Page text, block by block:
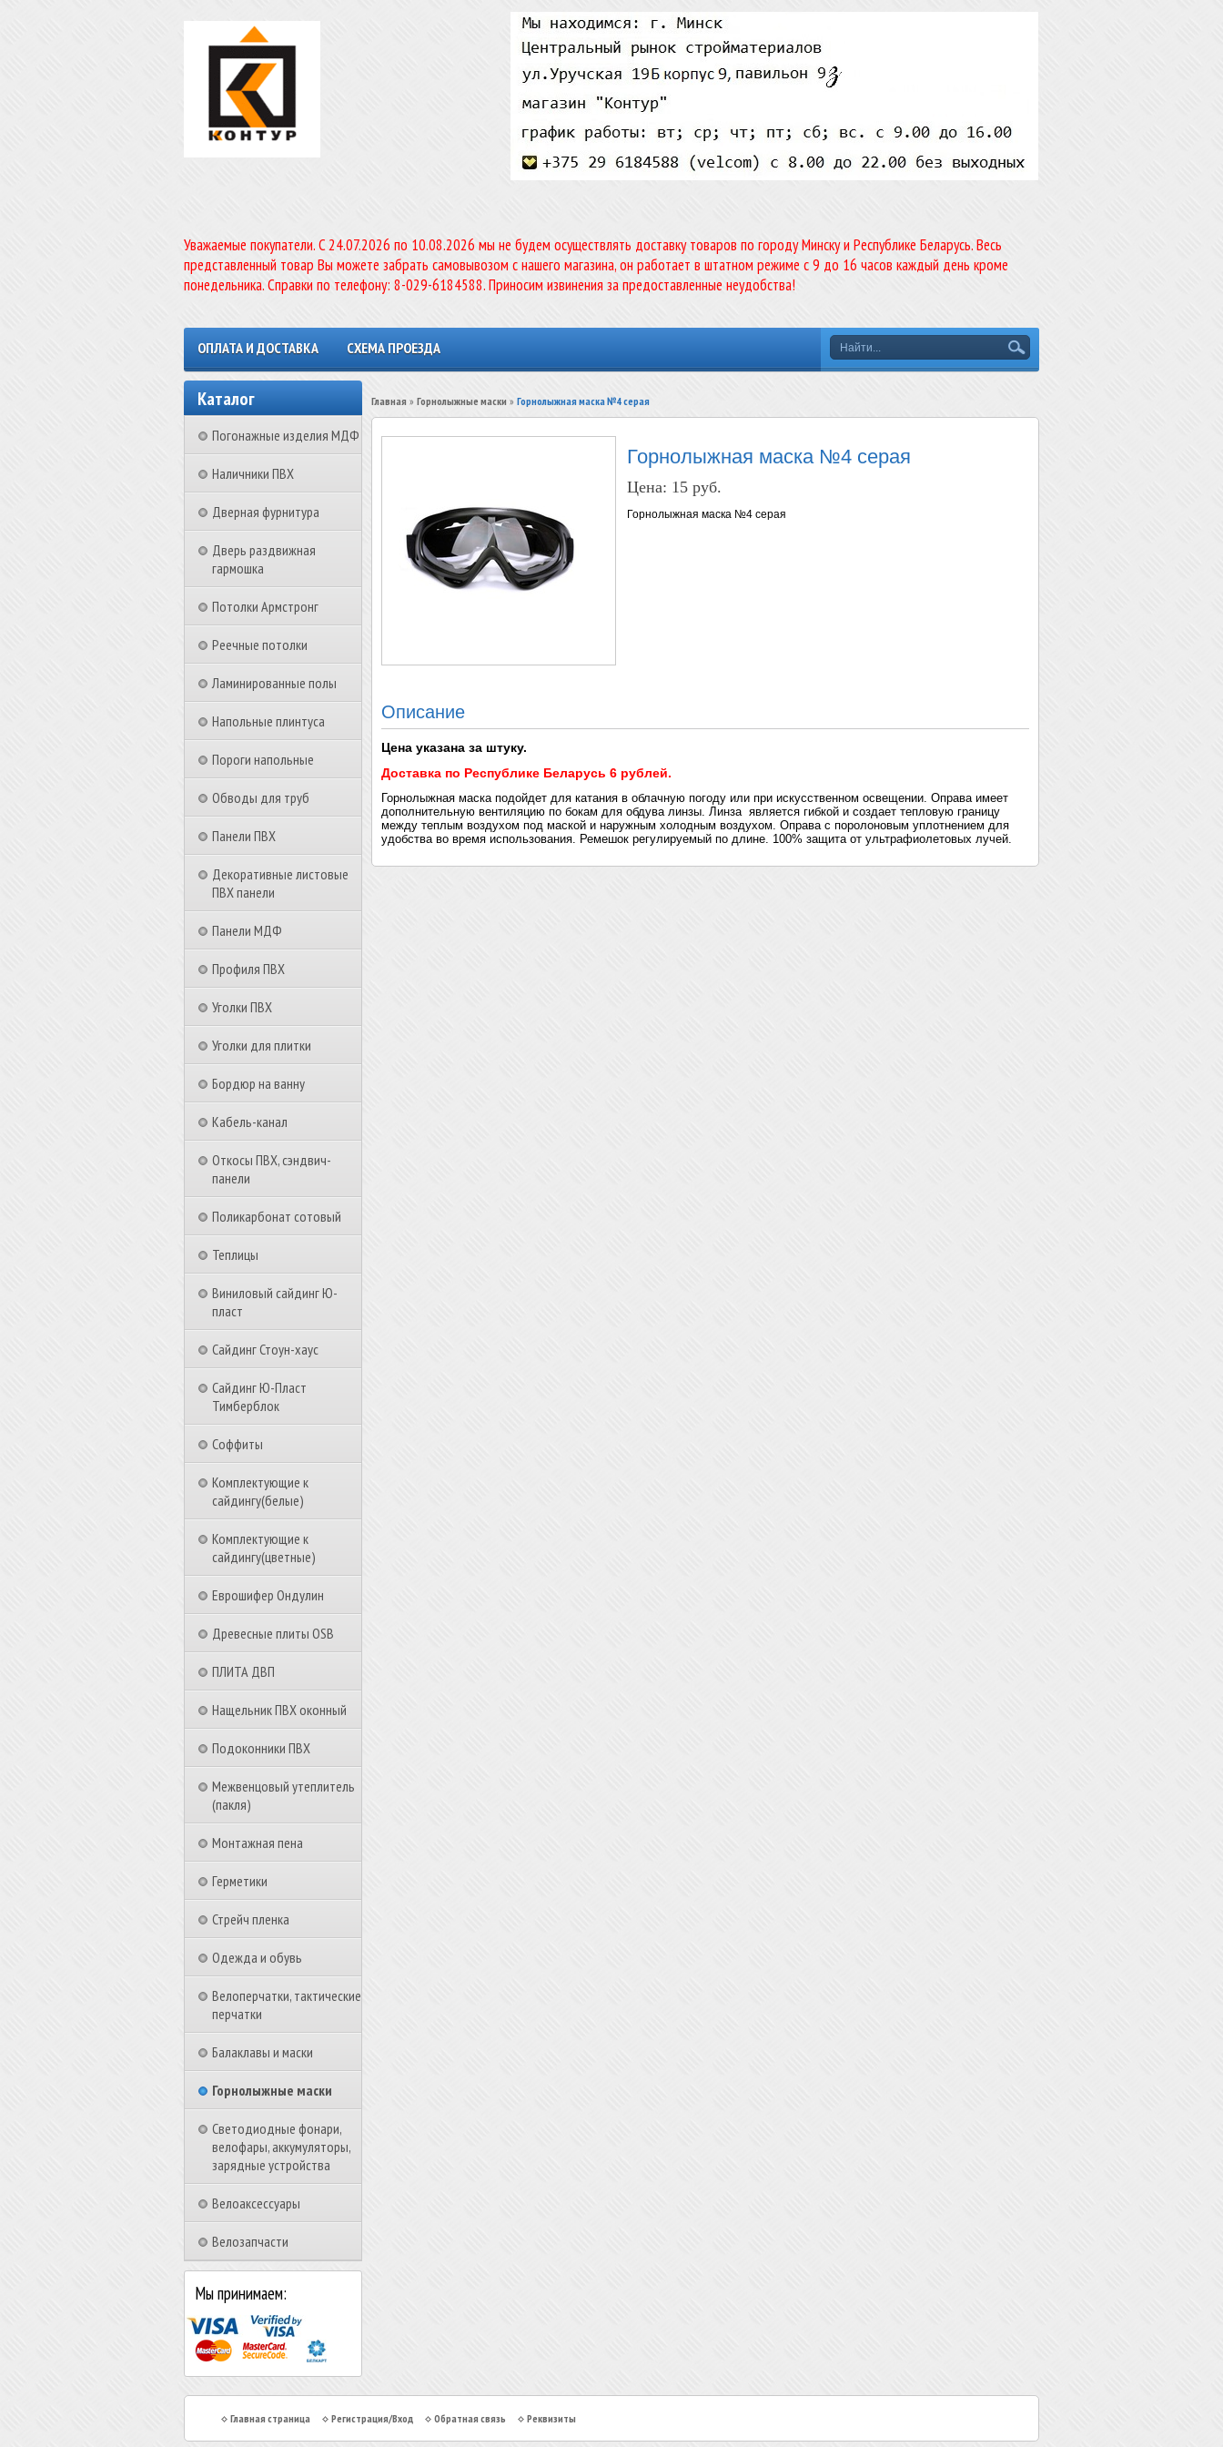
Уважаемые покупатели. C 24.07.2026 по 10.08.2026 мы не будем осуществлять доставку товаров по городу Минску и Республике Беларусь. Весь
представленный товар Вы можете забрать самовывозом с нашего магазина, он работает в штатном режиме с 9 до 16 часов каждый день кроме
понедельника. Справки по телефону: 8-029-6184588. Приносим извинения за предоставленные неудобства!
ОПЛАТА И ДОСТАВКА СХЕМА ПРОЕЗДА
Каталог
Погонажные изделия МДФ
Наличники ПВХ
Дверная фурнитура
Дверь раздвижная
гармошка
Потолки Армстронг
Реечные потолки
Ламинированные полы
Напольные плинтуса
Пороги напольные
Обводы для труб
Панели ПВХ
Декоративные листовые
ПВХ панели
Панели МДФ
Профиля ПВХ
Уголки ПВХ
Уголки для плитки
Бордюр на ванну
Кабель-канал
Откосы ПВХ, сэндвич-
панели
Поликарбонат сотовый
Теплицы
Виниловый сайдинг Ю-
пласт
Сайдинг Стоун-хаус
Сайдинг Ю-Пласт
Тимберблок
Соффиты
Комплектующие к
сайдингу(белые)
Комплектующие к
сайдингу(цветные)
Еврошифер Ондулин
Древесные плиты OSB
ПЛИТА ДВП
Нащельник ПВХ оконный
Подоконники ПВХ
Межвенцовый утеплитель
(пакля)
Монтажная пена
Герметики
Стрейч пленка
Одежда и обувь
Велоперчатки, тактические
перчатки
Балаклавы и маски
Горнолыжные маски
Светодиодные фонари,
велофары, аккумуляторы,
зарядные устройства
Велоаксессуары
Велозапчасти
Мы принимаем:
Главная » Горнолыжные маски » Горнолыжная маска №4 серая
Горнолыжная маска №4 серая
Цена: 15 руб.
Горнолыжная маска №4 серая
Описание
Цена указана за штуку.
Доставка по Республике Беларусь 6 рублей.
Горнолыжная маска подойдет для катания в облачную погоду или при искусственном освещении. Оправа имеет
дополнительную вентиляцию по бокам для обдува линзы. Линза является гибкой и создает тепловую границу
между теплым воздухом под маской и наружным холодным воздухом. Оправа с поролоновым уплотнением для
удобства во время использования. Ремешок регулируемый по длине. 100% защита от ультрафиолетовых лучей.
Главная страница Регистрация/Вход Обратная связь Реквизиты